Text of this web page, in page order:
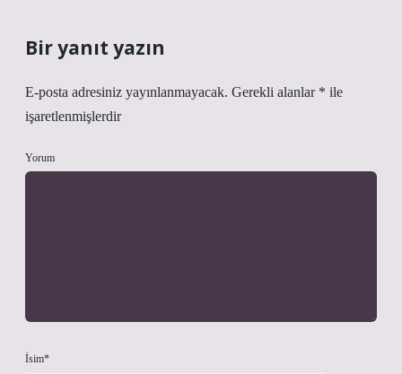
Bir yanıt yazın
E-posta adresiniz yayınlanmayacak. Gerekli alanlar * ile
işaretlenmişlerdir
Yorum
İsim*